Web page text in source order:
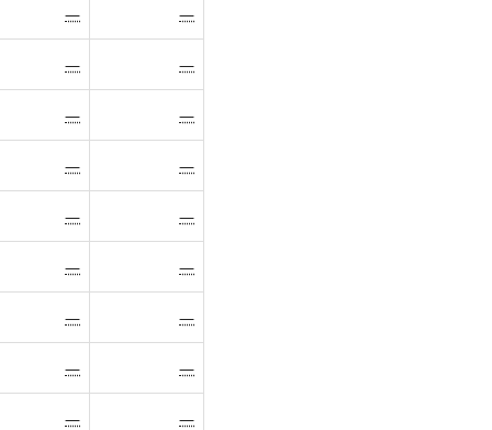
— —
— —
— —
— —
— —
— —
— —
— —
— —